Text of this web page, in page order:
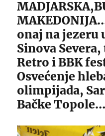
onaj na jezeru
Sinova
Retro i BBK
Osvećenje
olimpijada,
Bačke Topole…